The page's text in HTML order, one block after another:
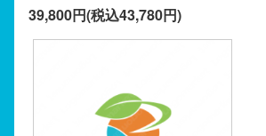
39,800円(税込43,780円)